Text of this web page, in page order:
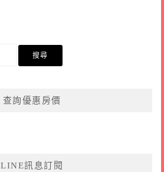
查詢優惠房價
LINE訊息訂閱